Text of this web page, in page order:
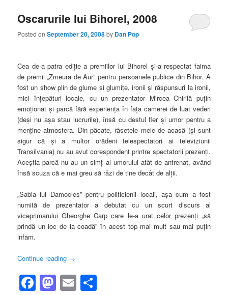
Oscarurile lui Bihorel, 2008
Posted onSeptember 20, 2008by Dan Pop
Cea de-a patra ediţie a premiilor lui Bihorel şi-a respectat faima
de premii „Zmeura de Aur” pentru persoanele publice din Bihor. A
fost un show plin de glume şi glumiţe, ironii şi răspunsuri la ironii,
mici înţepături locale, cu un prezentator Mircea Chirilă puţin
emoţionat şi parcă fără experienţa în faţa camerei de luat vederi
(deşi nu aşa stau lucrurile), însă cu destul fler şi umor pentru a
menţine atmosfera. Din păcate, râsetele mele de acasă (şi sunt
sigur că şi a multor orădeni telespectatori ai televiziunii
Transilvania) nu au avut corespondent printre spectatorii prezenţi.
Aceştia parcă nu au un simţ al umorului atât de antrenat, având
însă scuza că e mai greu să râzi de tine decât de alţii.
„Sabia lui Damocles” pentru politicienii locali, aşa cum a fost
numită de prezentator a debutat cu un scurt discurs al
viceprimarului Gheorghe Carp care le-a urat celor prezenţi „să
prindă un loc de la coadă” în acest top mai mult sau mai puţin
infam.
Continue reading →
Facebook
Mastodon
Email